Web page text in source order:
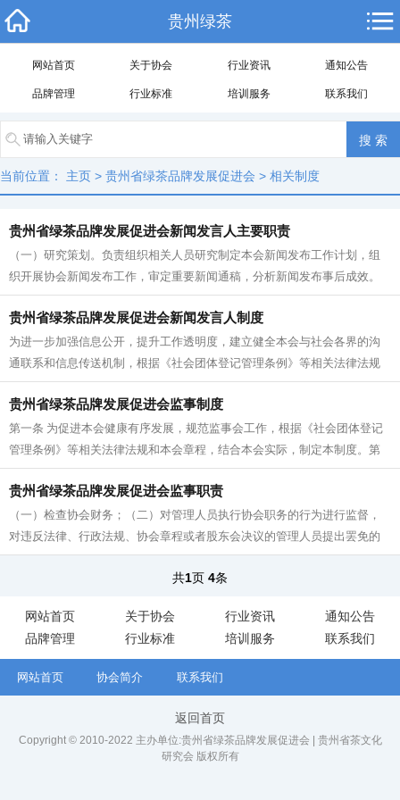
贵州绿茶
网站首页 关于协会 行业资讯 通知公告
品牌管理 行业标准 培训服务 联系我们
当前位置： 主页 > 贵州省绿茶品牌发展促进会 > 相关制度
贵州省绿茶品牌发展促进会新闻发言人主要职责
（一）研究策划。负责组织相关人员研究制定本会新闻发布工作计划，组
织开展协会新闻发布工作，审定重要新闻通稿，分析新闻发布事后成效。
（二）解读政策。全面、准确、主动...
贵州省绿茶品牌发展促进会新闻发言人制度
为进一步加强信息公开，提升工作透明度，建立健全本会与社会各界的沟
通联系和信息传送机制，根据《社会团体登记管理条例》等相关法律法规
和本会章程，制定本制度。...
贵州省绿茶品牌发展促进会监事制度
第一条 为促进本会健康有序发展，规范监事会工作，根据《社会团体登记
管理条例》等相关法律法规和本会章程，结合本会实际，制定本制度。第
二条 本会设立监事会，监事会是...
贵州省绿茶品牌发展促进会监事职责
（一）检查协会财务；（二）对管理人员执行协会职务的行为进行监督，
对违反法律、行政法规、协会章程或者股东会决议的管理人员提出罢免的
建议；（三）当管理人员的行为损害...
共1页 4条
网站首页 关于协会 行业资讯
通知公告
品牌管理
行业标准 培训服务 联系我们
网站首页 协会简介 联系我们
返回首页
Copyright © 2010-2022 主办单位:贵州省绿茶品牌发展促进会 | 贵州省茶文化
研究会 版权所有